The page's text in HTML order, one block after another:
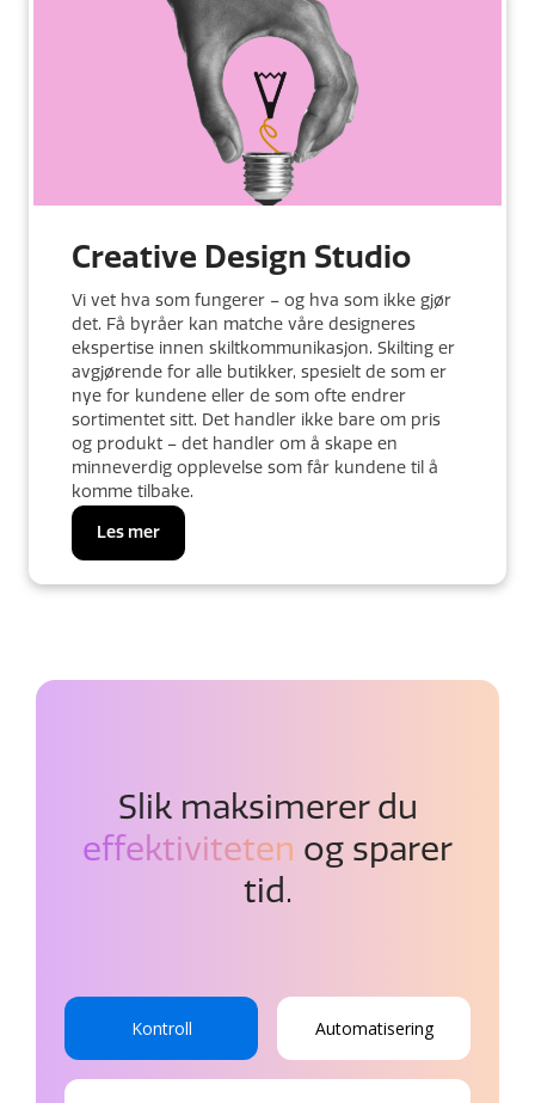
Creative Design Studio
Vi vet hva som fungerer – og hva som ikke gjør
det. Få byråer kan matche våre designeres
ekspertise innen skiltkommunikasjon. Skilting er
avgjørende for alle butikker, spesielt de som er
nye for kundene eller de som ofte endrer
sortimentet sitt. Det handler ikke bare om pris
og produkt – det handler om å skape en
minneverdig opplevelse som får kundene til å
komme tilbake.
Les mer
Slik maksimerer du
effektiviteten og sparer
tid.
Kontroll Automatisering